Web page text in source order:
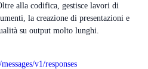
alla codifica, gestisce lavori di
la creazione di presentazioni e
su output molto lunghi.
/v1/responses